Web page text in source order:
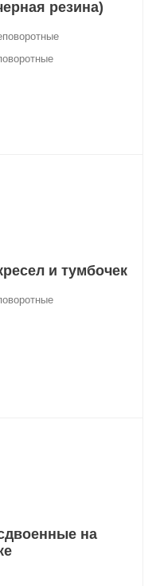
резина)
и тумбочек
на